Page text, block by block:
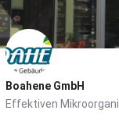
Boahene GmbH